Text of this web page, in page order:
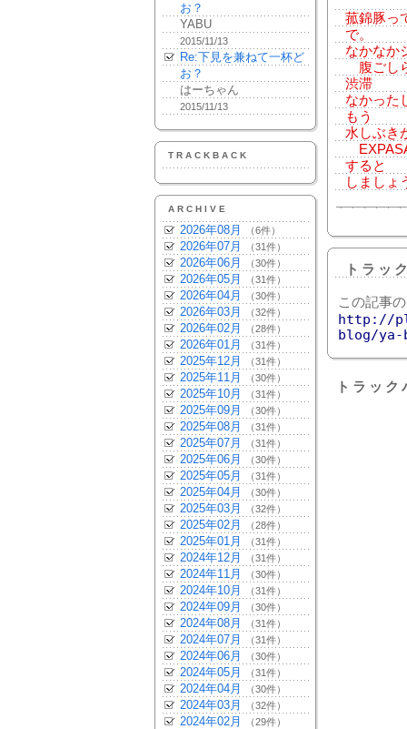
お？
YABU
2015/11/13
Re:下見を兼ねて一杯ど
お？
はーちゃん
2015/11/13
TRACKBACK
ARCHIVE
2026年08月 （6件）
2026年07月 （31件）
2026年06月 （30件）
2026年05月 （31件）
2026年04月 （30件）
2026年03月 （32件）
2026年02月 （28件）
2026年01月 （31件）
2025年12月 （31件）
2025年11月 （30件）
2025年10月 （31件）
2025年09月 （30件）
2025年08月 （31件）
2025年07月 （31件）
2025年06月 （30件）
2025年05月 （31件）
2025年04月 （30件）
2025年03月 （32件）
2025年02月 （28件）
2025年01月 （31件）
2024年12月 （31件）
2024年11月 （30件）
2024年10月 （31件）
2024年09月 （30件）
2024年08月 （31件）
2024年07月 （31件）
2024年06月 （30件）
2024年05月 （31件）
2024年04月 （30件）
2024年03月 （32件）
2024年02月 （29件）
菰錦豚っ
で。
なかなか
腹ごし
渋滞
なかった
もう
水しぶき
すると
しましょ
トラッ
この記事
http://
blog/ya-
トラッ